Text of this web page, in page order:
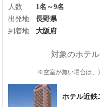
人数
1名～9名
出発地
長野県
到着地
大阪府
対象のホテル
※空室が無い場合は、
ホテル近鉄